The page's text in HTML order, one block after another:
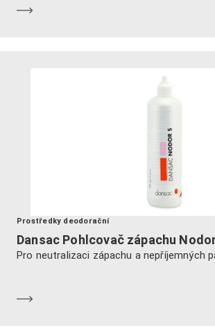
Prostředky deodorační
Dansac Pohlcovač zápachu
Pro neutralizaci zápachu a nepříjemných